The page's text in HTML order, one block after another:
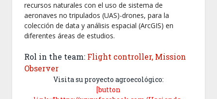
recursos naturales con el uso de sistema de
aeronaves no tripulados (UAS)-drones, para la
colección de data y análisis espacial (ArcGIS) en
diferentes áreas de estudios.
Rol in the team: Flight controller, Mission
Observer
Visita su proyecto agroecológico:
[button